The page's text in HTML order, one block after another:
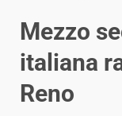
Mezzo
italiana
Reno